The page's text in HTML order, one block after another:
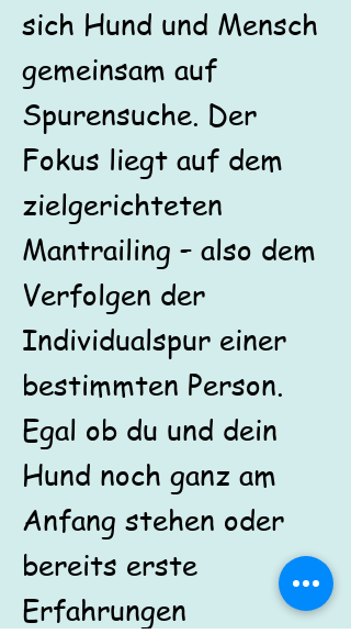
sich Hund und Mensch
gemeinsam auf
Spurensuche. Der
Fokus liegt auf dem
zielgerichteten
Mantrailing – also dem
Verfolgen der
Individualspur einer
bestimmten Person.
Egal ob du und dein
Hund noch ganz am
Anfang stehen oder
bereits erste
Erfahrungen